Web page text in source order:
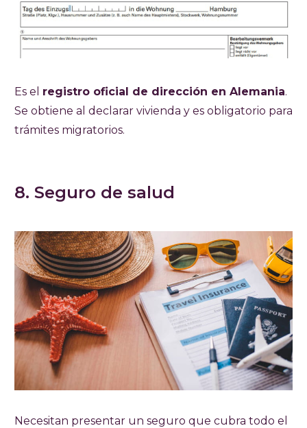
Es el registro oficial de dirección en Alemania.
Se obtiene al declarar vivienda y es obligatorio para
trámites migratorios.
8. Seguro de salud
Necesitan presentar un seguro que cubra todo el